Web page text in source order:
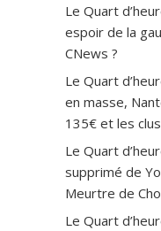
Le Quart
espoir de la
CNews ?
Le Quart
en masse,
135€ et les
Le Quart
supprimé de
Meurtre de
Le Quart